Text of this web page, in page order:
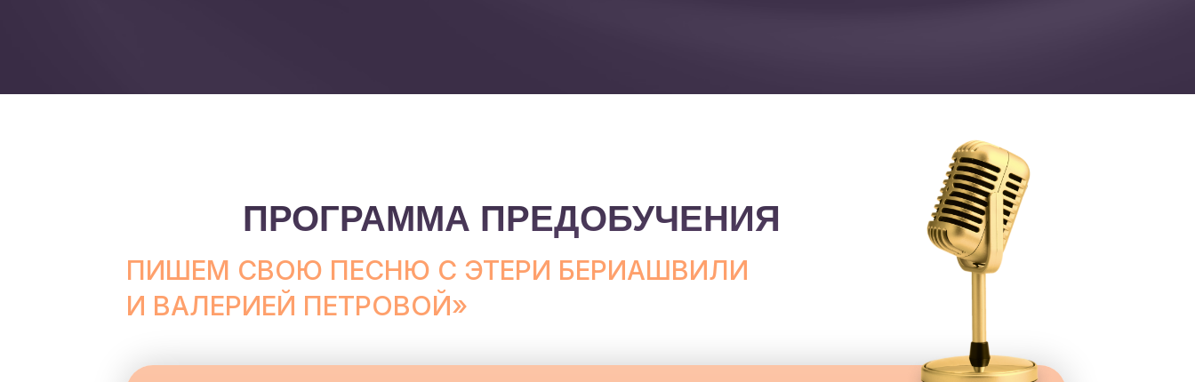
ПРОГРАММА ПРЕДОБУЧЕНИЯ
ПИШЕМ СВОЮ ПЕСНЮ С ЭТЕРИ БЕРИАШВИЛИ
И ВАЛЕРИЕЙ ПЕТРОВОЙ»